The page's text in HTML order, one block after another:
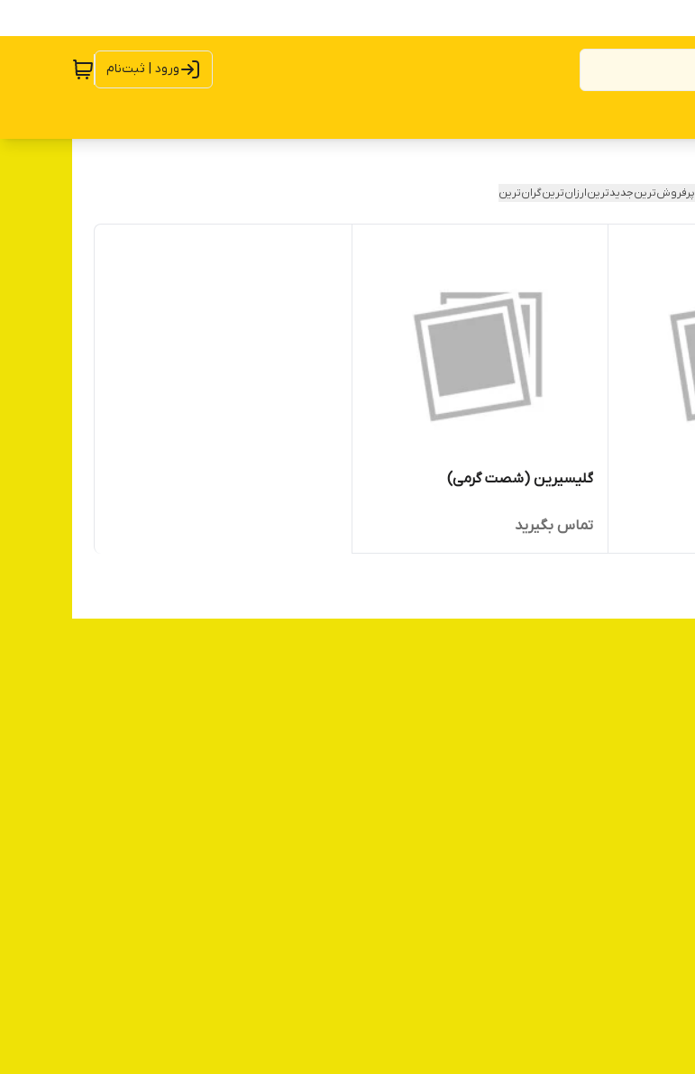
ورود | ثبت‌نام
پرفروش‌ترینجدیدترینارزان‌ترینگران‌ترین
گلیسیرین (شصت گرمی)
تماس بگیرید